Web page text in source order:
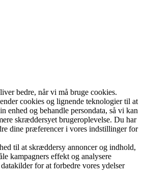
bedre, når vi må bruge cookies.
cookies og lignende teknologier til at
enhed og behandle persondata, så vi kan
skræddersyet brugeroplevelse. Du har
dine præferencer i vores indstillinger for
til at skræddersy annoncer og indhold,
kampagners effekt og analysere
for at forbedre vores ydelser